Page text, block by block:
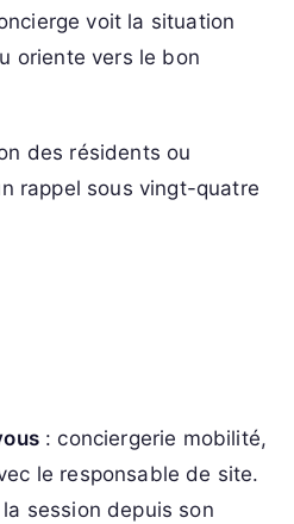
voit la situation
oriente vers le bon
des résidents ou
rappel sous vingt-quatre
: conciergerie mobilité,
le responsable de site.
session depuis son